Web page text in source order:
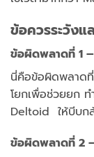
ข้อควรระวัง
ข้อผิดพลาดที่ 1
นี่คือข้อผิดพลาด
โยกเพื่อช่วยยก
Deltoid ให้บีบก
ข้อผิดพลาดที่ 2